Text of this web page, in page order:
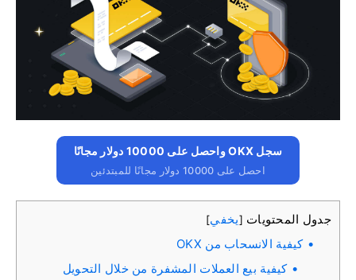
سجل OKX واحصل على 10000 دولار مجانًا
احصل على 10000 دولار مجانًا للمبتدئين
جدول المحتويات [يخفي]
كيفية الانسحاب من OKX
كيفية بيع العملات المشفرة من خلال التحويل